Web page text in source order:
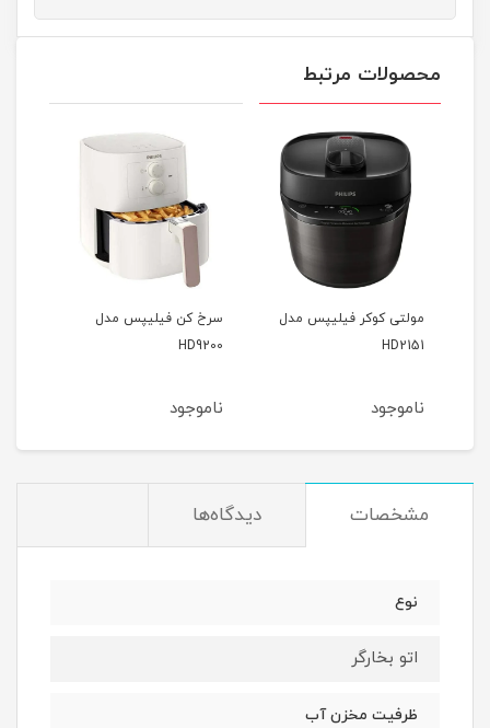
محصولات مرتبط
مولتی کوکر فیلیپس مدل
HD2151
ناموجود
سرخ کن فیلیپس مدل
HD9200
ناموجود
مشخصات دیدگاه‌ها
نوع
اتو بخارگر
ظرفیت مخزن آب